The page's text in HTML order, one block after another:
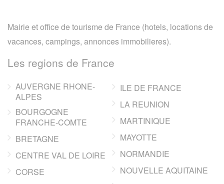
Mairie et office de tourisme de France (hotels, locations de
vacances, campings, annonces immobilieres).
Les regions de France
AUVERGNE RHONE-
ALPES
BOURGOGNE
FRANCHE-COMTE
BRETAGNE
CENTRE VAL DE LOIRE
CORSE
ILE DE FRANCE
LA REUNION
MARTINIQUE
MAYOTTE
NORMANDIE
NOUVELLE AQUITAINE